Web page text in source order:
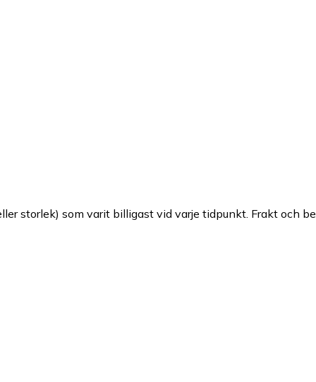
storlek) som varit billigast vid varje tidpunkt. Frakt och